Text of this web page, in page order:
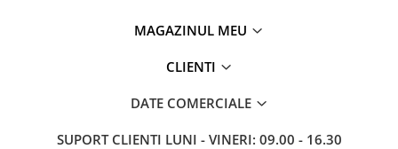
MAGAZINUL MEU
CLIENTI
DATE COMERCIALE
SUPORT CLIENTI LUNI - VINERI: 09.00 - 16.30